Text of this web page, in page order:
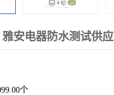
安电器防水测试供应
个